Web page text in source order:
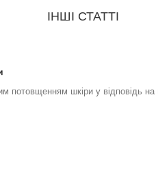
ІНШІ СТАТТІ
потовщенням шкіри у відповідь